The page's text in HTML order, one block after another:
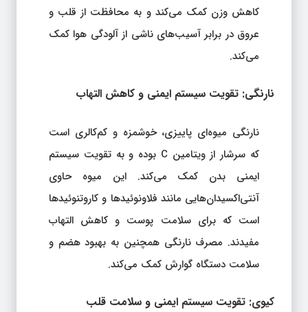
کاهش وزن کمک می‌کند و به محافظت از قلب و
عروق در برابر آسیب‌های ناشی از آلودگی هوا کمک
می‌کند.
نارنگی: تقویت سیستم ایمنی و کاهش التهاب
نارنگی میوه‌ای پاییزی، خوشمزه و کم‌کالری است
که سرشار از ویتامین C بوده و به تقویت سیستم
ایمنی بدن کمک می‌کند. این میوه حاوی
آنتی‌اکسیدان‌هایی مانند فلاونوئیدها و کاروتنوئیدها
است که برای سلامت پوست و کاهش التهاب
مفیدند. مصرف نارنگی همچنین به بهبود هضم و
سلامت دستگاه گوارش کمک می‌کند.
کیوی: تقویت سیستم ایمنی و سلامت قلب